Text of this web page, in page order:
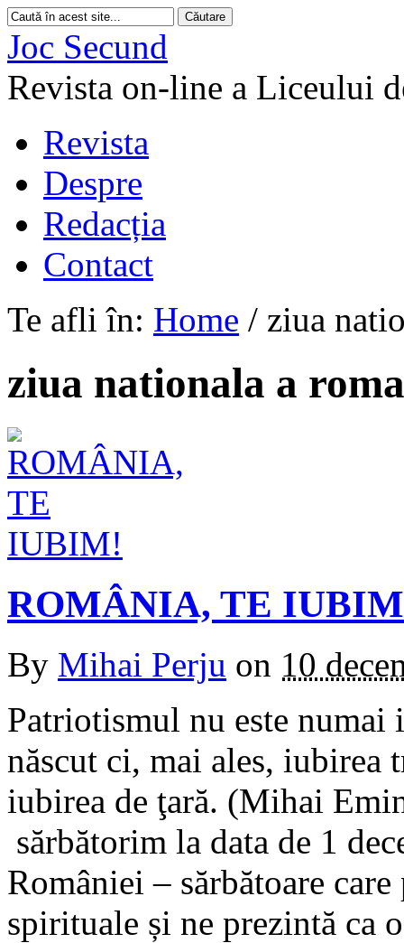
Joc Secund
Revista on-line a Liceului
Revista
Despre
Redacția
Contact
Te afli în: Home / ziua
ziua nationala a
ROMÂNIA, TE
By Mihai Perju on 10
Patriotismul nu este numai
născut ci, mai ales, iubirea
iubirea de ţară. (Mihai
sărbătorim la data de 1
României – sărbătoare
spirituale și ne prezintă ca